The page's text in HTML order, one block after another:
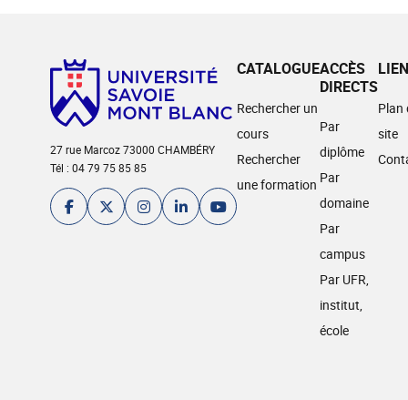
27 rue Marcoz 73000 CHAMBÉRY
Tél : 04 79 75 85 85
CATALOGUE
Rechercher un
cours
Rechercher
une formation
ACCÈS
DIRECTS
Par
diplôme
Par
domaine
Par
campus
Par UFR,
institut,
école
Plan
site